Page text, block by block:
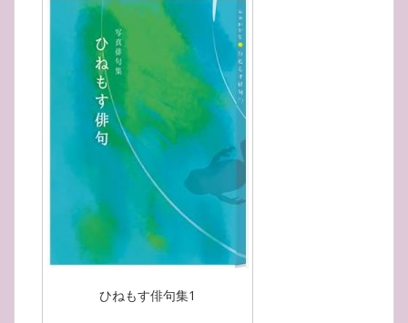
ひねもす俳句集1